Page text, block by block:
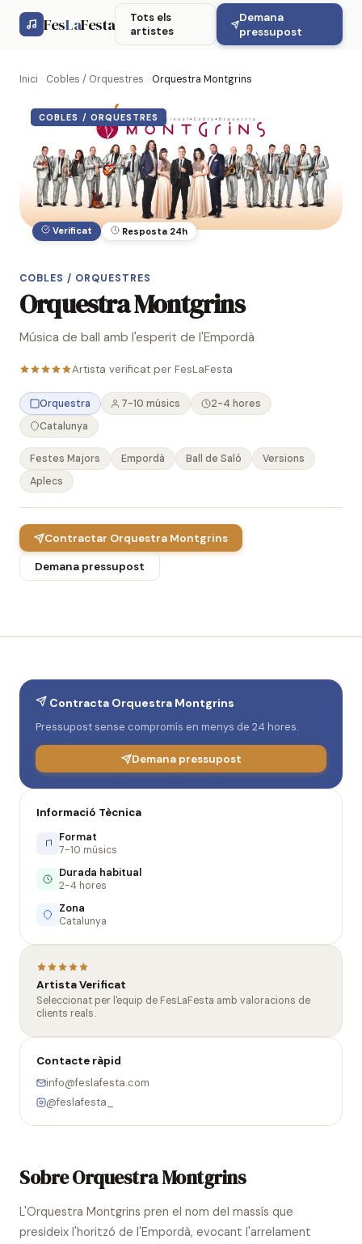
FesLaFesta
Tots els
artistes
Demana
pressupost
Inici Cobles / Orquestres Orquestra Montgrins
COBLES / ORQUESTRES
Verificat Resposta 24h
COBLES / ORQUESTRES
Orquestra Montgrins
Música de ball amb l'esperit de l'Empordà
Artista verificat per FesLaFesta
Orquestra 7-10 músics
2-4 hores
Catalunya
Festes Majors Empordà Ball de Saló
Versions
Aplecs
Contractar Orquestra Montgrins
Demana pressupost
Sobre Orquestra Montgrins
L'Orquestra Montgrins pren el nom del massís que
presideix l'horitzó de l'Empordà, evocant l'arrelament
Contracta Orquestra Montgrins
Pressupost sense compromís en menys de 24 hores.
Demana pressupost
Informació Tècnica
Format
7-10 músics
Durada habitual
2-4 hores
Zona
Catalunya
Artista Verificat
Seleccionat per l'equip de FesLaFesta amb valoracions de
clients reals.
Contacte ràpid
info@feslafesta.com
@feslafesta_